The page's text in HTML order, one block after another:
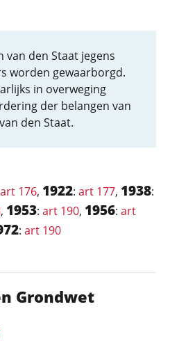
Grondwet
van den Staat jegens
worden gewaarborgd.
in overweging
der belangen van
den Staat.
art 176, 1922: art 177, 1938:
, 1953: art 190, 1956: art
: art 190